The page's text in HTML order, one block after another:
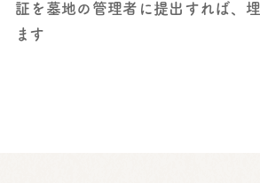
証を墓地の管理者に提出すれば、
ます